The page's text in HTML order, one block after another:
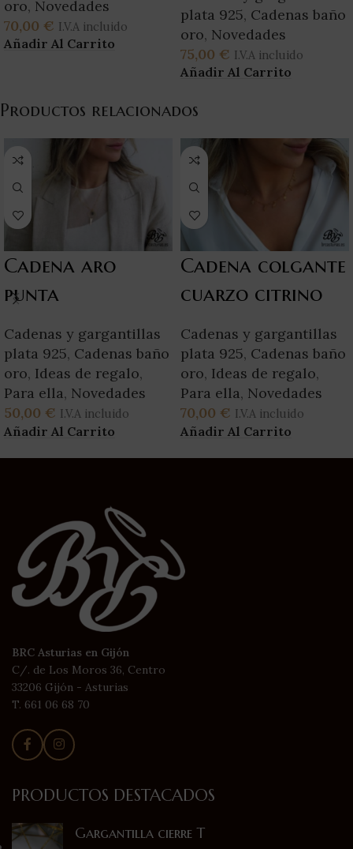
oro, Novedades
70,00 € I.V.A incluido
Añadir Al Carrito
plata 925, Cadenas baño
oro, Novedades
75,00 € I.V.A incluido
Añadir Al Carrito
Productos relacionados
Cadena aro
punta
Cadenas y gargantillas
plata 925, Cadenas baño
oro, Ideas de regalo,
Para ella, Novedades
50,00 € I.V.A incluido
Añadir Al Carrito
Cadena colgante
cuarzo citrino
Cadenas y gargantillas
plata 925, Cadenas baño
oro, Ideas de regalo,
Para ella, Novedades
70,00 € I.V.A incluido
Añadir Al Carrito
BRC Asturias en Gijón
C/. de Los Moros 36, Centro
33206 Gijón - Asturias
T. 661 06 68 70
PRODUCTOS DESTACADOS
Gargantilla cierre T